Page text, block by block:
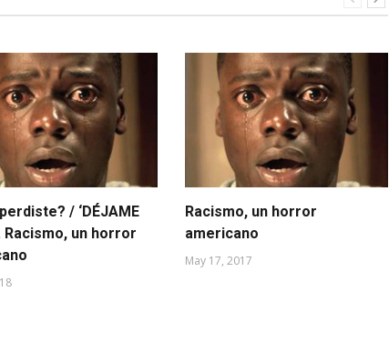
/ ‘DÉJAME
Racismo, un horror
Racismo, un horror
americano
May 17, 2017